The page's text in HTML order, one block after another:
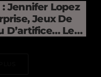
Jennifer Lopez
Jeux De
D’artifice… Le